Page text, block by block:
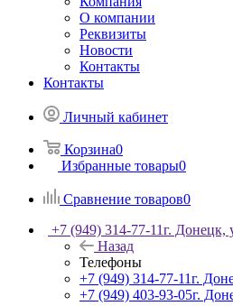
О компании
Реквизиты
Новости
Контакты
Контакты
Личный кабинет
Корзина0
Избранные товары0
Сравнение товаров0
+7 (949) 314-77-11г. Донецк,
Назад
Телефоны
+7 (949) 314-77-11г.
+7 (949) 403-93-05г.